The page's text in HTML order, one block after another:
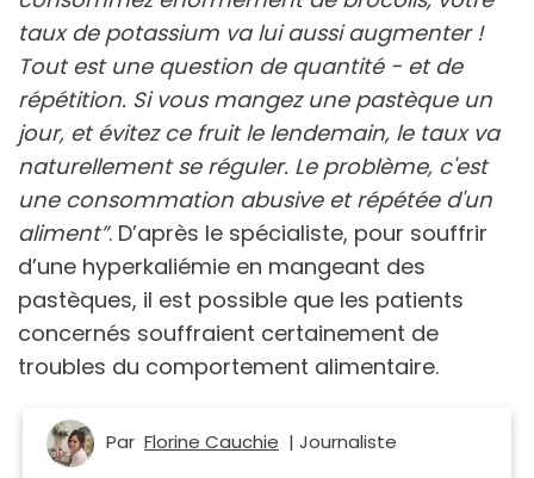
taux de potassium va lui aussi augmenter !
Tout est une question de quantité - et de
répétition. Si vous mangez une pastèque un
jour, et évitez ce fruit le lendemain, le taux va
naturellement se réguler. Le problème, c'est
une consommation abusive et répétée d'un
aliment”. D’après le spécialiste, pour souffrir
d’une hyperkaliémie en mangeant des
pastèques, il est possible que les patients
concernés souffraient certainement de
troubles du comportement alimentaire.
Par Florine Cauchie | Journaliste